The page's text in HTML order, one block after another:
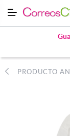
PRODUCTO